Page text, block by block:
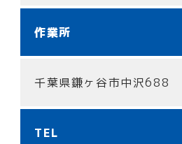
作業所
千葉県鎌ヶ谷市中沢688
TEL